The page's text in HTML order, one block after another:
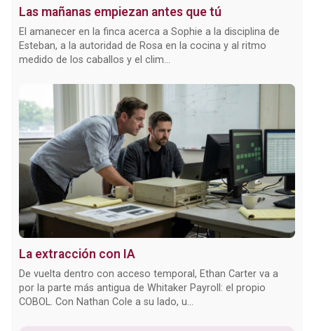
Las mañanas empiezan antes que tú
El amanecer en la finca acerca a Sophie a la disciplina de
Esteban, a la autoridad de Rosa en la cocina y al ritmo
medido de los caballos y el clim...
La extracción con IA
De vuelta dentro con acceso temporal, Ethan Carter va a
por la parte más antigua de Whitaker Payroll: el propio
COBOL. Con Nathan Cole a su lado, u...